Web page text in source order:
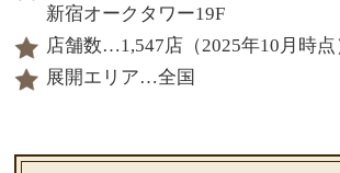
新宿オークタワー19F
店舗数…1,547店（2025年10月時点
展開エリア…全国